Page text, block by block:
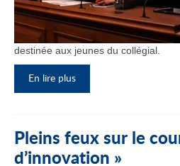
destinée aux jeunes du collégial.
En lire plus
Pleins feux sur le
d’innovation »